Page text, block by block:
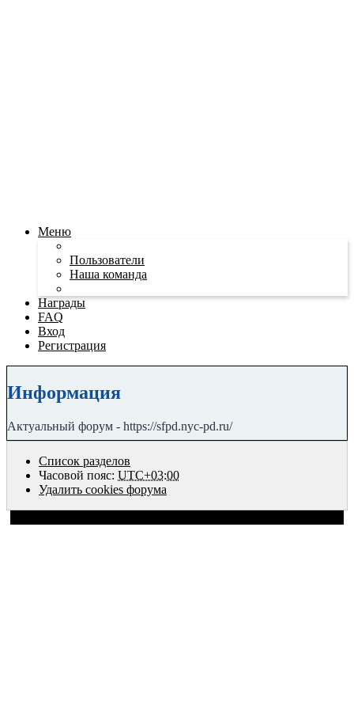
Меню
Пользователи
Наша команда
Награды
FAQ
Вход
Регистрация
Информация
Актуальный форум - https://sfpd.nyc-pd.ru/
Список разделов
Часовой пояс: UTC+03:00
Удалить cookies форума